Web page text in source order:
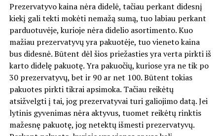
Prezervatyvo kaina nėra didelė, tačiau perkant didesnį
kiekį gali tekti mokėti nemažą sumą, tuo labiau perkant
parduotuvėje, kurioje nėra didelio asortimento. Kuo
mažiau prezervatyvų yra pakuotėje, tuo vieneto kaina
bus didesnė. Būtent dėl šios priežasties yra verta pirkti iš
karto didelę pakuotę. Yra pakuočių, kuriose yra ne tik po
30 prezervatyvų, bet ir 90 ar net 100. Būtent tokias
pakuotes pirkti tikrai apsimoka. Tačiau reikėtų
atsižvelgti į tai, jog prezervatyvai turi galiojimo datą. Jei
lytinis gyvenimas nėra aktyvus, tuomet reikėtų rinktis
mažesnę pakuotę, jog netektų išmesti prezervatyvų.